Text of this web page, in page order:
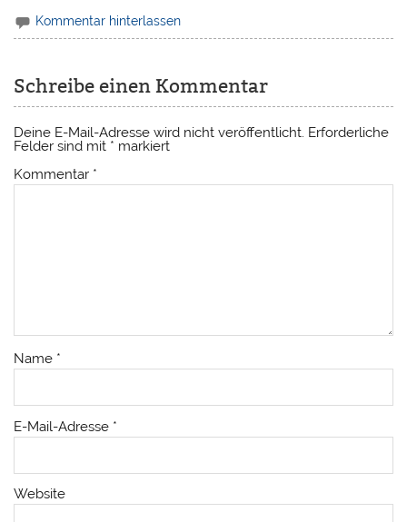
Kommentar hinterlassen
Schreibe einen Kommentar
Deine E-Mail-Adresse wird nicht veröffentlicht. Erforderliche
Felder sind mit * markiert
Kommentar *
Name *
E-Mail-Adresse *
Website